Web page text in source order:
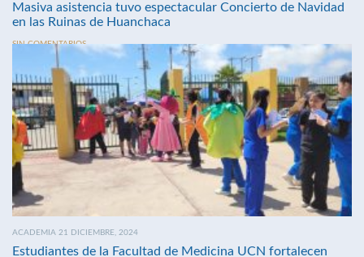
Masiva asistencia tuvo espectacular Concierto de Navidad
en las Ruinas de Huanchaca
SIN COMENTARIOS
ACADEMIA 21 DICIEMBRE, 2024
Estudiantes de la Facultad de Medicina UCN fortalecen